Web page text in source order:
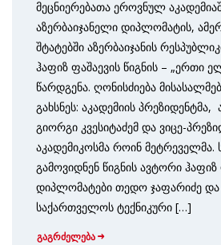
მეცნიერებათა ეროვნულ
აზერბაიჯანელი დიპლომატის,
შტატებში აზერბაიჯანის
ჰაფიზ ფაშაევის წიგნის – „ერთი
წარდგენა. ღონისძიება
გახსნეს: აკადემიის პრეზიდენტმა,
გიორგი კვესიტაძემ და ვიცე-
აკადემიკოსმა როინ მეტრეველმა.
გამოვიდნენ წიგნის ავტორი ჰაფიზ
დიპლომატები თედო ჯაფარიძე და
საქართველოს ტექნიკური […]
გაგრძელება